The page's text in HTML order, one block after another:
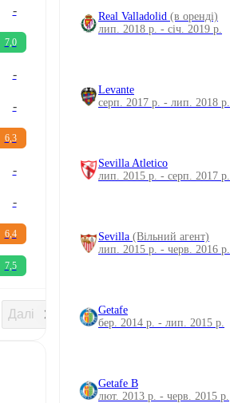
-
7,0
-
-
6,3
-
-
6,4
7,5
Далі
Real Valladolid (в оренді)
лип. 2018 р. - січ. 2019 р.
Levante
серп. 2017 р. - лип. 2018 р.
Sevilla Atletico
лип. 2015 р. - серп. 2017 р.
Sevilla (Вільний агент)
лип. 2015 р. - черв. 2016 р.
Getafe
бер. 2014 р. - лип. 2015 р.
Getafe B
лют. 2013 р. - черв. 2015 р.